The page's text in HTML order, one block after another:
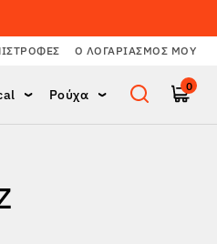
Ο ΛΟΓΑΡΙΑΣΜΌΣ ΜΟΥ
Ρούχα
0